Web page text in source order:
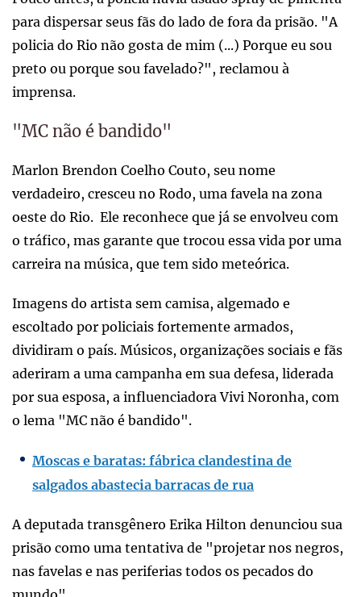
para dispersar seus fãs do lado de fora da prisão. "A
policia do Rio não gosta de mim (...) Porque eu sou
preto ou porque sou favelado?", reclamou à
imprensa.
"MC não é bandido"
Marlon Brendon Coelho Couto, seu nome
verdadeiro, cresceu no Rodo, uma favela na zona
oeste do Rio. Ele reconhece que já se envolveu com
o tráfico, mas garante que trocou essa vida por uma
carreira na música, que tem sido meteórica.
Imagens do artista sem camisa, algemado e
escoltado por policiais fortemente armados,
dividiram o país. Músicos, organizações sociais e fãs
aderiram a uma campanha em sua defesa, liderada
por sua esposa, a influenciadora Vivi Noronha, com
o lema "MC não é bandido".
Moscas e baratas: fábrica clandestina de
salgados abastecia barracas de rua
A deputada transgênero Erika Hilton denunciou sua
prisão como uma tentativa de "projetar nos negros,
nas favelas e nas periferias todos os pecados do